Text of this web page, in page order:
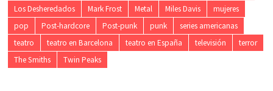
Los Desheredados
Mark Frost Metal Miles Davis
mujeres
pop
Post-hardcore Post-punk punk
series americanas
teatro
teatro en Barcelona teatro en España televisión
terror
The Smiths
Twin Peaks